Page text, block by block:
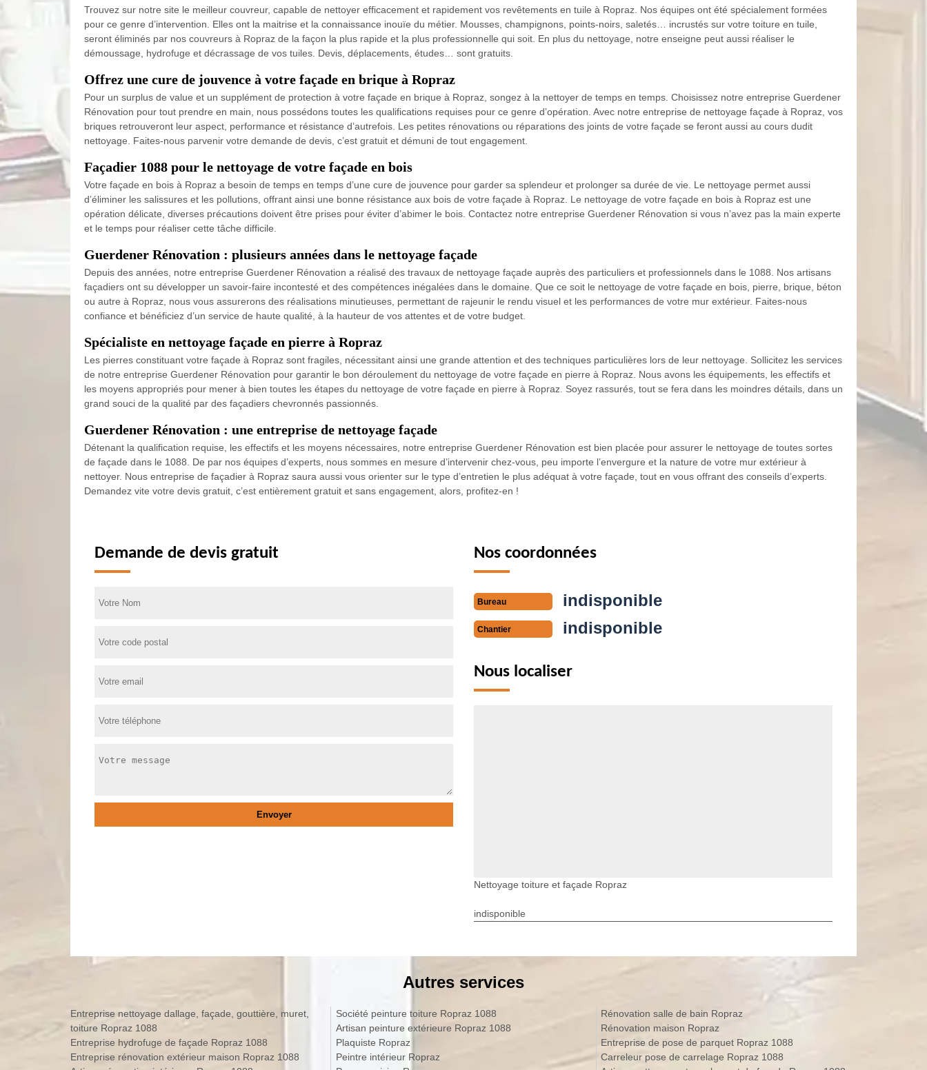
Trouvez sur notre site le meilleur couvreur, capable de nettoyer efficacement et rapidement vos revêtements en tuile à Ropraz. Nos équipes ont été spécialement formées
pour ce genre d’intervention. Elles ont la maitrise et la connaissance inouïe du métier. Mousses, champignons, points-noirs, saletés… incrustés sur votre toiture en tuile,
seront éliminés par nos couvreurs à Ropraz de la façon la plus rapide et la plus professionnelle qui soit. En plus du nettoyage, notre enseigne peut aussi réaliser le
démoussage, hydrofuge et décrassage de vos tuiles. Devis, déplacements, études… sont gratuits.
Offrez une cure de jouvence à votre façade en brique à Ropraz
Pour un surplus de value et un supplément de protection à votre façade en brique à Ropraz, songez à la nettoyer de temps en temps. Choisissez notre entreprise Guerdener
Rénovation pour tout prendre en main, nous possédons toutes les qualifications requises pour ce genre d’opération. Avec notre entreprise de nettoyage façade à Ropraz, vos
briques retrouveront leur aspect, performance et résistance d’autrefois. Les petites rénovations ou réparations des joints de votre façade se feront aussi au cours dudit
nettoyage. Faites-nous parvenir votre demande de devis, c’est gratuit et démuni de tout engagement.
Façadier 1088 pour le nettoyage de votre façade en bois
Votre façade en bois à Ropraz a besoin de temps en temps d’une cure de jouvence pour garder sa splendeur et prolonger sa durée de vie. Le nettoyage permet aussi
d’éliminer les salissures et les pollutions, offrant ainsi une bonne résistance aux bois de votre façade à Ropraz. Le nettoyage de votre façade en bois à Ropraz est une
opération délicate, diverses précautions doivent être prises pour éviter d’abimer le bois. Contactez notre entreprise Guerdener Rénovation si vous n’avez pas la main experte
et le temps pour réaliser cette tâche difficile.
Guerdener Rénovation : plusieurs années dans le nettoyage façade
Depuis des années, notre entreprise Guerdener Rénovation a réalisé des travaux de nettoyage façade auprès des particuliers et professionnels dans le 1088. Nos artisans
façadiers ont su développer un savoir-faire incontesté et des compétences inégalées dans le domaine. Que ce soit le nettoyage de votre façade en bois, pierre, brique, béton
ou autre à Ropraz, nous vous assurerons des réalisations minutieuses, permettant de rajeunir le rendu visuel et les performances de votre mur extérieur. Faites-nous
confiance et bénéficiez d’un service de haute qualité, à la hauteur de vos attentes et de votre budget.
Spécialiste en nettoyage façade en pierre à Ropraz
Les pierres constituant votre façade à Ropraz sont fragiles, nécessitant ainsi une grande attention et des techniques particulières lors de leur nettoyage. Sollicitez les services
de notre entreprise Guerdener Rénovation pour garantir le bon déroulement du nettoyage de votre façade en pierre à Ropraz. Nous avons les équipements, les effectifs et
les moyens appropriés pour mener à bien toutes les étapes du nettoyage de votre façade en pierre à Ropraz. Soyez rassurés, tout se fera dans les moindres détails, dans un
grand souci de la qualité par des façadiers chevronnés passionnés.
Guerdener Rénovation : une entreprise de nettoyage façade
Détenant la qualification requise, les effectifs et les moyens nécessaires, notre entreprise Guerdener Rénovation est bien placée pour assurer le nettoyage de toutes sortes
de façade dans le 1088. De par nos équipes d’experts, nous sommes en mesure d’intervenir chez-vous, peu importe l’envergure et la nature de votre mur extérieur à
nettoyer. Nous entreprise de façadier à Ropraz saura aussi vous orienter sur le type d’entretien le plus adéquat à votre façade, tout en vous offrant des conseils d’experts.
Demandez vite votre devis gratuit, c’est entièrement gratuit et sans engagement, alors, profitez-en !
Demande de devis gratuit Nos coordonnées
Bureau indisponible
Chantier indisponible
Nous localiser
Nettoyage toiture et façade Ropraz
indisponible
Autres services
Entreprise nettoyage dallage, façade, gouttière, muret,
toiture Ropraz 1088
Entreprise hydrofuge de façade Ropraz 1088
Entreprise rénovation extérieur maison Ropraz 1088
Société peinture toiture Ropraz 1088
Artisan peinture extérieure Ropraz 1088
Plaquiste Ropraz
Peintre intérieur Ropraz
Rénovation salle de bain Ropraz
Rénovation maison Ropraz
Entreprise de pose de parquet Ropraz 1088
Carreleur pose de carrelage Ropraz 1088